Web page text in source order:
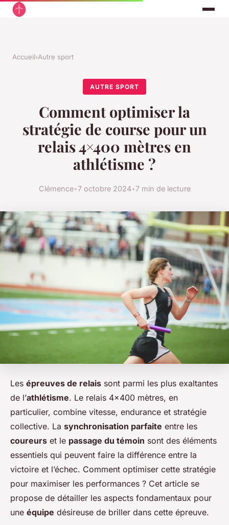
Accueil›Autre sport
AUTRE SPORT
Comment optimiser la
stratégie de course pour un
relais 4×400 mètres en
athlétisme ?
Clémence•7 octobre 2024•7 min de lecture
Les épreuves de relais sont parmi les plus exaltantes
de l’athlétisme. Le relais 4×400 mètres, en
particulier, combine vitesse, endurance et stratégie
collective. La synchronisation parfaite entre les
coureurs et le passage du témoin sont des éléments
essentiels qui peuvent faire la différence entre la
victoire et l’échec. Comment optimiser cette stratégie
pour maximiser les performances ? Cet article se
propose de détailler les aspects fondamentaux pour
une équipe désireuse de briller dans cette épreuve.